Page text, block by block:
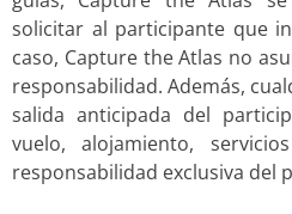
solicitar al participante que
caso, Capture the Atlas no
responsabilidad. Además,
salida anticipada del
vuelo, alojamiento,
responsabilidad exclusiva del